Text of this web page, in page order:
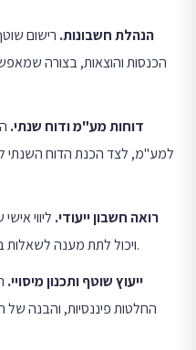
הנהלת חשבונות. רישום
הכנסות והוצאות, בצורה
דוחות מע"מ ודוח שנתי.
למע"מ, לצד הכנת הדוח השנתי
רואה חשבון ייעודי. ליווי
ויכול לתת מענה לשאלות בזמן אמת, בהתאם למצב בפועל.
ייעוץ שוטף ותכנון מיסויי.
החלטות פיננסיות, והבנה